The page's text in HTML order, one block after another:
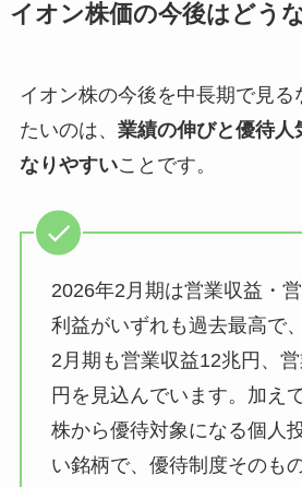
イオン株価の今後はどう
イオン株の今後を中長期で見る
たいのは、 業績の伸びと優待人
なりやすいことです。
2026年2月期は営業収益・
利益がいずれも過去最高で
2月期も営業収益12兆円、
円を見込んでいます。加え
株から優待対象になる個人
い銘柄で、優待制度そのも